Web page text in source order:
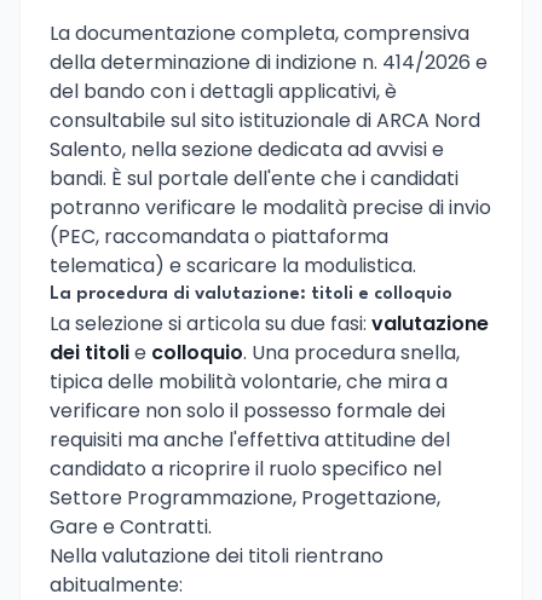
La documentazione completa, comprensiva
della determinazione di indizione n. 414/2026 e
del bando con i dettagli applicativi, è
consultabile sul sito istituzionale di ARCA Nord
Salento, nella sezione dedicata ad avvisi e
bandi. È sul portale dell'ente che i candidati
potranno verificare le modalità precise di invio
(PEC, raccomandata o piattaforma
telematica) e scaricare la modulistica.
La procedura di valutazione: titoli e colloquio
La selezione si articola su due fasi: valutazione
dei titolie colloquio. Una procedura snella,
tipica delle mobilità volontarie, che mira a
verificare non solo il possesso formale dei
requisiti ma anche l'effettiva attitudine del
candidato a ricoprire il ruolo specifico nel
Settore Programmazione, Progettazione,
Gare e Contratti.
Nella valutazione dei titoli rientrano
abitualmente: